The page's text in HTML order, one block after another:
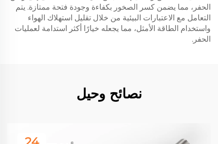
الحفر، مما يضمن كسر الصخور بكفاءة وجودة فتحة ممتازة. يتم
التعامل مع الاعتبارات البيئية من خلال تقليل استهلاك الهواء
واستخدام الطاقة الأمثل، مما يجعله خيارًا أكثر استدامة لعمليات
الحفر.
نصائح وحيل